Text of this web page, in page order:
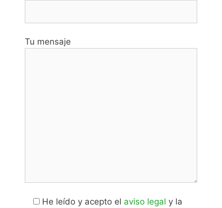
Tu mensaje
He leído y acepto el aviso legal y la